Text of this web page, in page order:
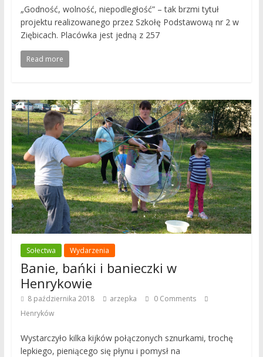
„Godność, wolność, niepodległość” – tak brzmi tytuł
projektu realizowanego przez Szkołę Podstawową nr 2 w
Ziębicach. Placówka jest jedną z 257
Read more
Sołectwa Wydarzenia
Banie, bańki i banieczki w
Henrykowie
8 października 2018 arzepka
0 Comments
Henryków
Wystarczyło kilka kijków połączonych sznurkami, trochę
lepkiego, pieniącego się płynu i pomysł na